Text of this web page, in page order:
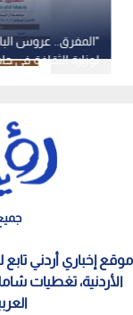
"المفرق.. عروس
لوزارة الثقافة في
موقع إخباري أردني تابع
الأردنية، تغطيات